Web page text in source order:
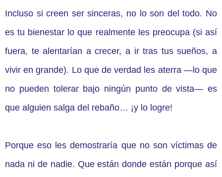
Incluso si creen ser sinceras, no lo son del todo. No
es tu bienestar lo que realmente les preocupa (si así
fuera, te alentarían a crecer, a ir tras tus sueños, a
vivir en grande). Lo que de verdad les aterra —lo que
no pueden tolerar bajo ningún punto de vista— es
que alguien salga del rebaño… ¡y lo logre!
Porque eso les demostraría que no son víctimas de
nada ni de nadie. Que están donde están porque así